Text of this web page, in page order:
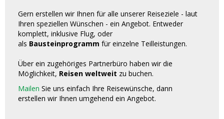
Gern erstellen wir Ihnen für alle unserer Reiseziele - laut
Ihren speziellen Wünschen - ein Angebot. Entweder
komplett, inklusive Flug, oder
als Bausteinprogramm für einzelne Teilleistungen.
Über ein zugehöriges Partnerbüro haben wir die
Möglichkeit, Reisen weltweit zu buchen.
Mailen Sie uns einfach Ihre Reisewünsche, dann
erstellen wir Ihnen umgehend ein Angebot.